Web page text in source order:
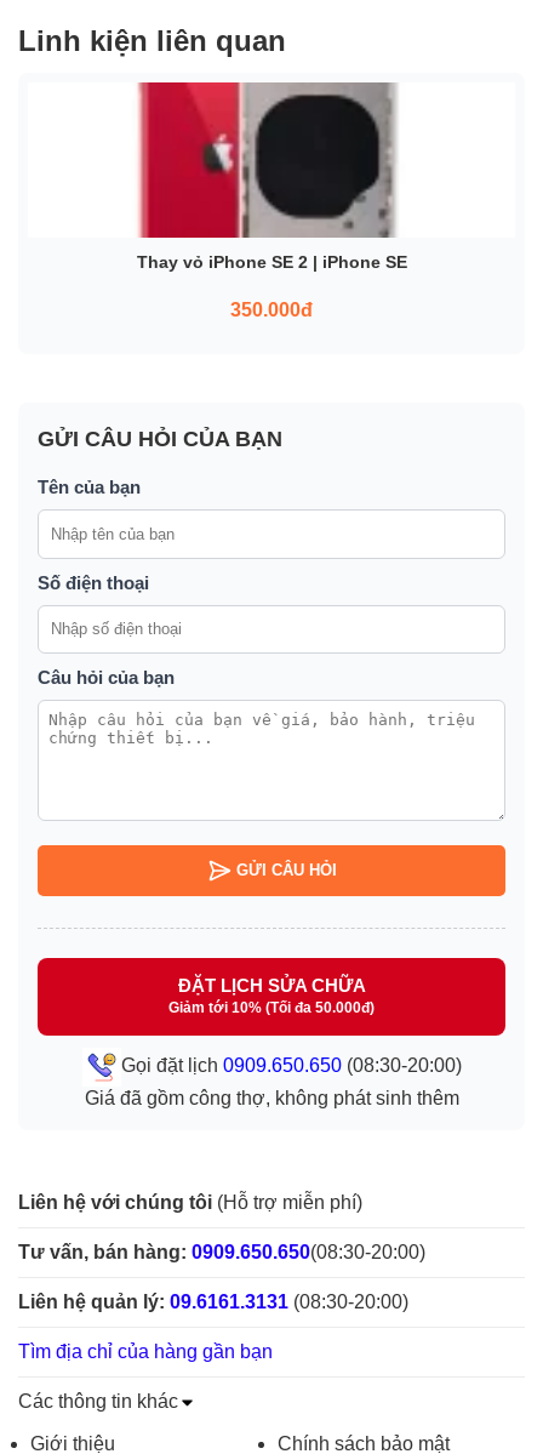
Linh kiện liên quan
Thay vỏ iPhone SE 2 | iPhone SE
350.000đ
GỬI CÂU HỎI CỦA BẠN
Tên của bạn
Số điện thoại
Câu hỏi của bạn
GỬI CÂU HỎI
ĐẶT LỊCH SỬA CHỮA
Giảm tới 10% (Tối đa 50.000đ)
Gọi đặt lịch 0909.650.650(08:30-20:00)
Giá đã gồm công thợ, không phát sinh thêm
Liên hệ với chúng tôi (Hỗ trợ miễn phí)
Tư vấn, bán hàng: 0909.650.650(08:30-20:00)
Liên hệ quản lý: 09.6161.3131 (08:30-20:00)
Tìm địa chỉ của hàng gần bạn
Các thông tin khác
Giới thiệu
Chính sách bảo mật